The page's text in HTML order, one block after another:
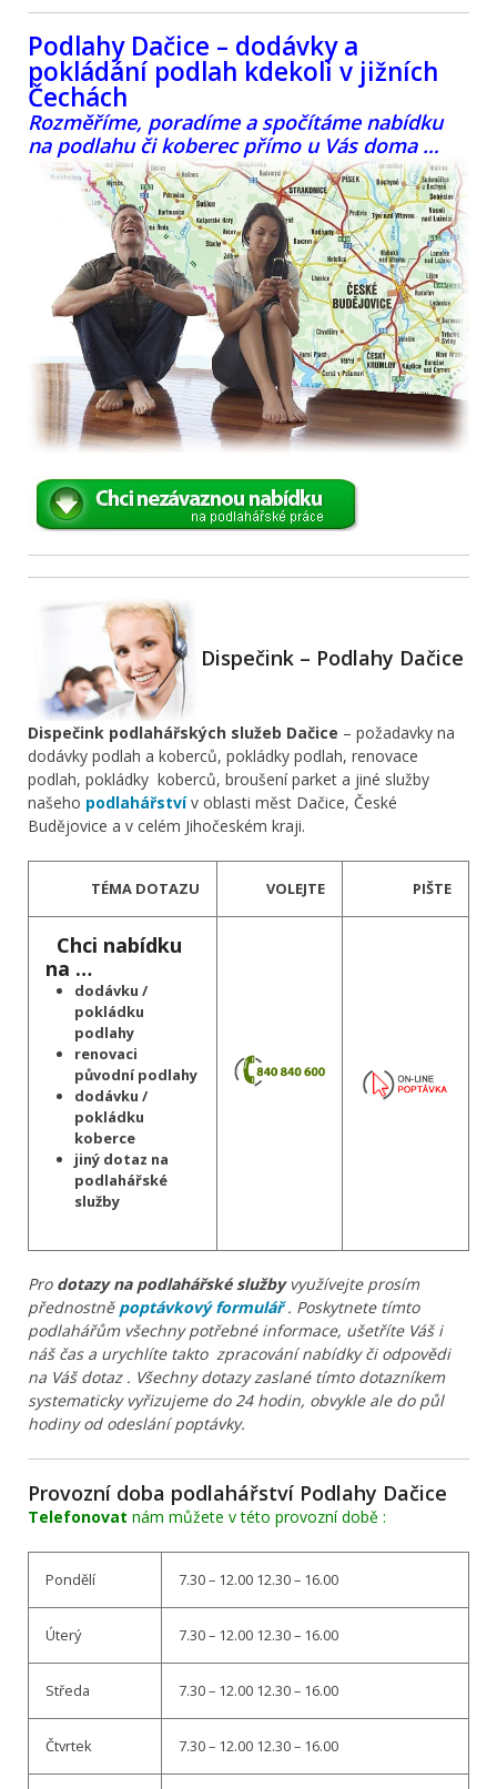
Podlahy Dačice – dodávky a
pokládání podlah kdekoli v jižních
Čechách
Rozměříme, poradíme a spočítáme nabídku
na podlahu či koberec přímo u Vás doma …
Dispečink – Podlahy Dačice
Dispečink podlahářských služeb Dačice – požadavky na
dodávky podlah a koberců, pokládky podlah, renovace
podlah, pokládky koberců, broušení parket a jiné služby
našeho podlahářstvív oblasti měst Dačice, České
Budějovice a v celém Jihočeském kraji.
TÉMA DOTAZU VOLEJTE PIŠTE
Chci nabídku
na …
dodávku /
pokládku
podlahy
renovaci
původní podlahy
dodávku /
pokládku
koberce
jiný dotaz na
podlahářské
služby
Pro dotazy na podlahářské službyvyužívejte prosím
přednostně poptávkový formulář. Poskytnete tímto
podlahářům všechny potřebné informace, ušetříte Váš i
náš čas a urychlíte takto zpracování nabídky či odpovědi
na Váš dotaz . Všechny dotazy zaslané tímto dotazníkem
systematicky vyřizujeme do 24 hodin, obvykle ale do půl
hodiny od odeslání poptávky.
Provozní doba podlahářství Podlahy Dačice
Telefonovat nám můžete v této provozní době :
Pondělí 7.30 – 12.00 12.30 – 16.00
Úterý 7.30 – 12.00 12.30 – 16.00
Středa 7.30 – 12.00 12.30 – 16.00
Čtvrtek 7.30 – 12.00 12.30 – 16.00